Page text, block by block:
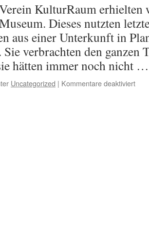
KulturRaum
Dieses nutzten
aus einer Unterkunft in
Sie verbrachten den ganzen
hätten immer noch nicht
Uncategorized | Kommentare deaktiviert